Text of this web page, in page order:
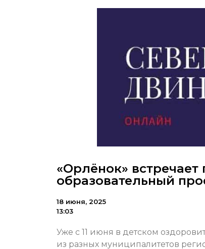
«Орлёнок»
образовательный
18 июня, 2025
13:03
Уже с 11 июня в детском
из разных муниципалитетов